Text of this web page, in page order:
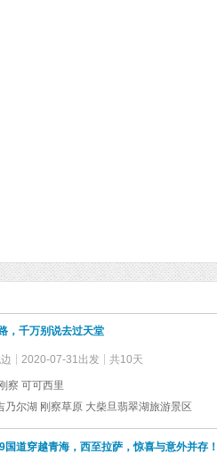
，千万别说去过天堂
2020-07-31出发 共10天
察 可可西里
乃尔湖 刚察草原 大柴旦翡翠湖旅游景区
国道穿越青海，西至拉萨，惊喜与意外并存！